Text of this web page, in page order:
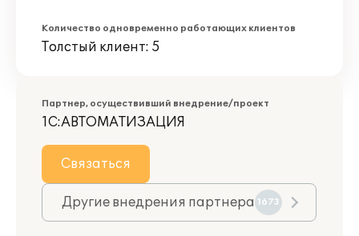
Количество одновременно работающих клиентов
Толстый клиент: 5
Партнер, осуществивший внедрение/проект
1С:АВТОМАТИЗАЦИЯ
Связаться
Другие внедрения партнера 1673